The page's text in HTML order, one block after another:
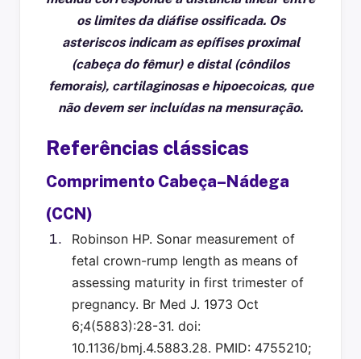
os limites da diáfise ossificada. Os
asteriscos indicam as epífises proximal
(cabeça do fêmur) e distal (côndilos
femorais), cartilaginosas e hipoecoicas, que
não devem ser incluídas na mensuração.
Referências clássicas
Comprimento Cabeça–Nádega
(CCN)
Robinson HP. Sonar measurement of
fetal crown-rump length as means of
assessing maturity in first trimester of
pregnancy. Br Med J. 1973 Oct
6;4(5883):28-31. doi:
10.1136/bmj.4.5883.28. PMID: 4755210;